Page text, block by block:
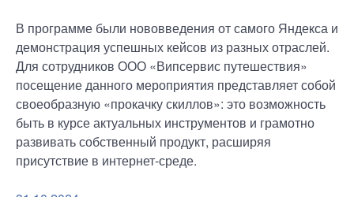
В программе были нововведения от самого Яндекса и
демонстрация успешных кейсов из разных отраслей.
Для сотрудников ООО «Випсервис путешествия»
посещение данного мероприятия представляет собой
своеобразную «прокачку скиллов»: это возможность
быть в курсе актуальных инструментов и грамотно
развивать собственный продукт, расширяя
присутствие в интернет-среде.